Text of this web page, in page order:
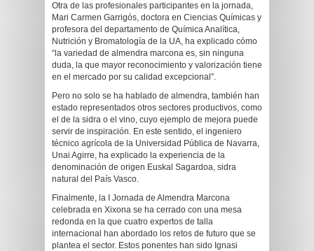
Otra de las profesionales participantes en la jornada,
Mari Carmen Garrigós, doctora en Ciencias Químicas y
profesora del departamento de Química Analítica,
Nutrición y Bromatología de la UA, ha explicado cómo
“la variedad de almendra marcona es, sin ninguna
duda, la que mayor reconocimiento y valorización tiene
en el mercado por su calidad excepcional”.
Pero no solo se ha hablado de almendra, también han
estado representados otros sectores productivos, como
el de la sidra o el vino, cuyo ejemplo de mejora puede
servir de inspiración. En este sentido, el ingeniero
técnico agrícola de la Universidad Pública de Navarra,
Unai Agirre, ha explicado la experiencia de la
denominación de origen Euskal Sagardoa, sidra
natural del País Vasco.
Finalmente, la I Jornada de Almendra Marcona
celebrada en Xixona se ha cerrado con una mesa
redonda en la que cuatro expertos de talla
internacional han abordado los retos de futuro que se
plantea el sector. Estos ponentes han sido Ignasi